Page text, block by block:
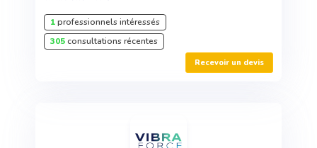
1professionnels intéressés
305consultations récentes
Recevoir un devis